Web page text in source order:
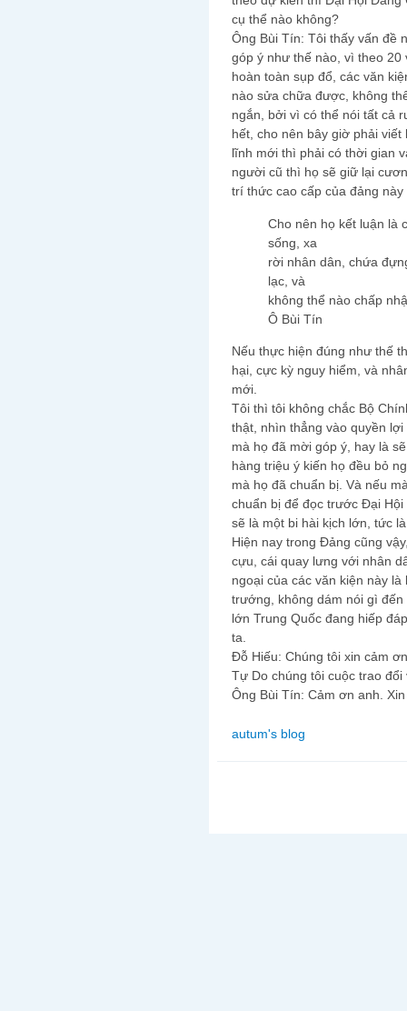
cụ thể nào không?
Ông Bùi Tín: Tôi thấy vấn đề
góp ý như thế nào, vì theo
hoàn toàn sụp đổ, các văn
nào sửa chữa được, không
ngắn, bởi vì có thể nói tất cả
hết, cho nên bây giờ phải
lĩnh mới thì phải có thời gian
người cũ thì họ sẽ giữ lại
trí thức cao cấp của đảng
Cho nên họ kết luận là
sống, xa
rời nhân dân, chứa
lạc, và
không thể nào chấp
Ô Bùi Tín
Nếu thực hiện đúng như thế
hại, cực kỳ nguy hiểm, và
mới.
Tôi thì tôi không chắc Bộ
thật, nhìn thẳng vào quyền
mà họ đã mời góp ý, hay là
hàng triệu ý kiến họ đều bỏ
mà họ đã chuẩn bị. Và nếu
chuẩn bị để đọc trước Đại
sẽ là một bi hài kịch lớn, tức
Hiện nay trong Đảng cũng
cựu, cái quay lưng với nhân
ngoại của các văn kiện này
trướng, không dám nói gì
lớn Trung Quốc đang hiếp
ta.
Đỗ Hiếu: Chúng tôi xin cảm
Tự Do chúng tôi cuộc trao đổi
Ông Bùi Tín: Cảm ơn anh.
autum's blog